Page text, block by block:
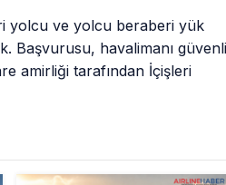
yolcu ve yolcu beraberi yük
Başvurusu, havalimanı
amirliği tarafından İçişleri